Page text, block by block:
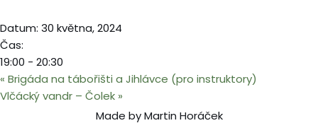
Datum: 30 května, 2024
Čas:
19:00 - 20:30
« Brigáda na tábořišti a Jihlávce (pro instruktory)
Vlčácký vandr – Čolek »
Made by Martin Horáček